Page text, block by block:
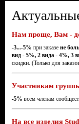
Нам проще, Вам -
-3...-5% при заказе не
вид - 5%, 2 вида - 4%, 3
скидки. (Только для
Участникам
-5% всем членам
На все изделия